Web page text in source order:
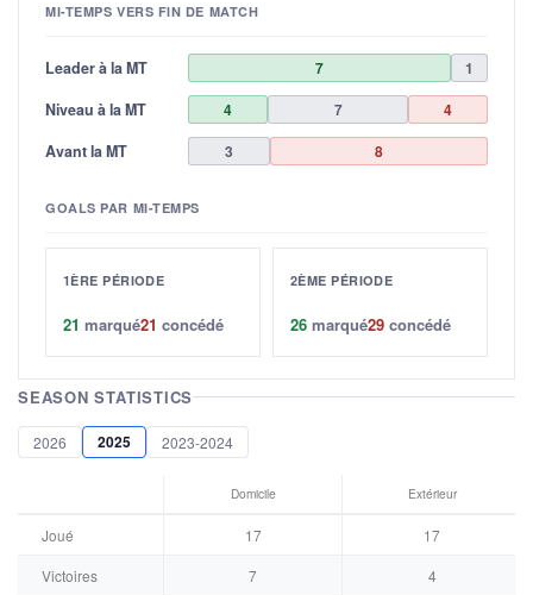
MI-TEMPS VERS FIN DE MATCH
Leader à la MT 7
1
Niveau à la MT
4 7
4
Avant la MT
3 8
GOALS PAR MI-TEMPS
1ÈRE PÉRIODE
21 marqué21 concédé
2ÈME PÉRIODE
26 marqué29 concédé
SEASON STATISTICS
2026 2025 2023-2024
Domicile Extérieur
Joué 17
17
Victoires
7
4